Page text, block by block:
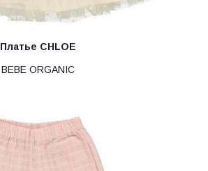
Платье CHLOE
BEBE ORGANIC